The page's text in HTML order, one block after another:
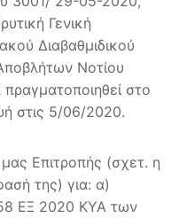
Γενική
Διαβαθμιδικού
Νοτίου
πραγματοποιηθεί στο
στις 5/06/2020.
Επιτροπής (σχετ. η
της) για: α)
ΕΞ 2020 ΚΥΑ των